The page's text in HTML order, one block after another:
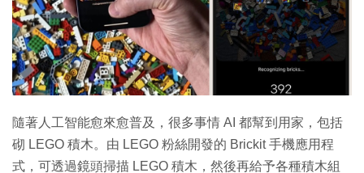
隨著人工智能愈來愈普及，很多事情 AI 都幫到用家，包括
砌 LEGO 積木。由 LEGO 粉絲開發的 Brickit 手機應用程
式，可透過鏡頭掃描 LEGO 積木，然後再給予各種積木組